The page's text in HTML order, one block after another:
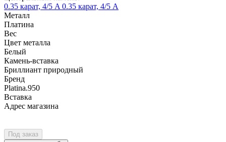
0.35 карат, 4/5 A 0.35 карат, 4/5 А
Металл
Платина
Вес
Цвет металла
Белый
Камень-вставка
Бриллиант природный
Бренд
Platina.950
Вcтавка
Адрес магазина
Под заказ